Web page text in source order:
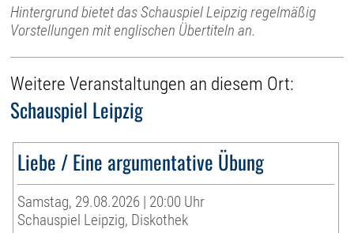
Hintergrund bietet das Schauspiel Leipzig regelmäßig
Vorstellungen mit englischen Übertiteln an.
Weitere Veranstaltungen an diesem Ort:
Schauspiel Leipzig
Liebe / Eine argumentative Übung
Samstag, 29.08.2026 | 20:00 Uhr
Schauspiel Leipzig, Diskothek